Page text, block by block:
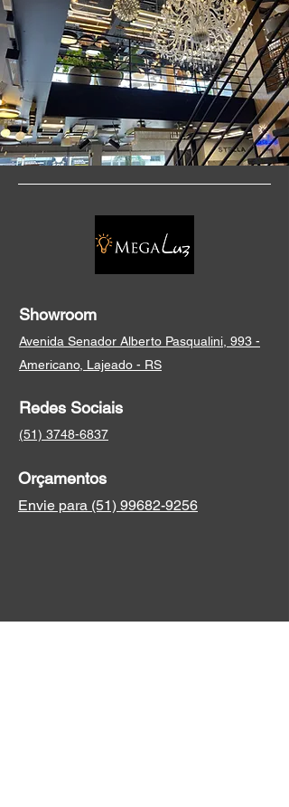
Showroom
Avenida Senador Alberto Pasqualini, 993 -
Americano, Lajeado - RS
Redes Sociais
(51) 3748-6837
Orçamentos
Envie para (51) 99682-9256